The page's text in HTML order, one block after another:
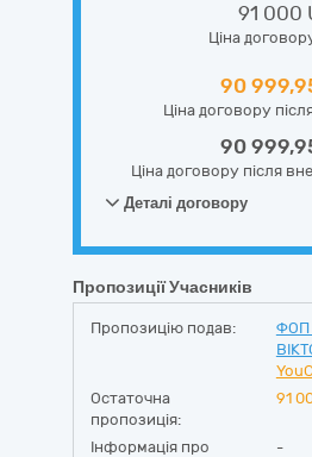
91 000
Ціна
90
Ціна договору
90
Ціна договору після
Деталі договору
Пропозиції Учасників
Пропозицію подав:
ФОП
Остаточна
пропозиція:
91
Інформація про
-